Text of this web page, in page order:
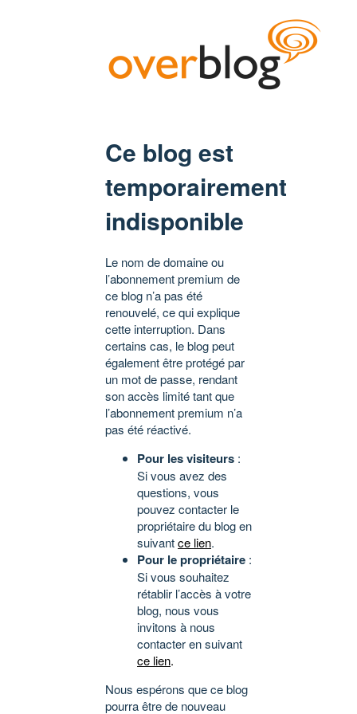
Ce blog est
temporairement
indisponible
Le nom de domaine ou
l’abonnement premium de
ce blog n’a pas été
renouvelé, ce qui explique
cette interruption. Dans
certains cas, le blog peut
également être protégé par
un mot de passe, rendant
son accès limité tant que
l’abonnement premium n’a
pas été réactivé.
Pour les visiteurs :
Si vous avez des
questions, vous
pouvez contacter le
propriétaire du blog en
suivantce lien.
Pour le propriétaire :
Si vous souhaitez
rétablir l’accès à votre
blog, nous vous
invitons à nous
contacter en suivant
ce lien.
Nous espérons que ce blog
pourra être de nouveau